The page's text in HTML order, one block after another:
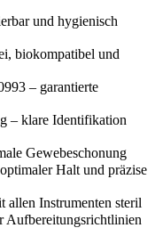
und hygienisch
biokompatibel und
– garantierte
– klare Identifikation
Gewebeschonung
Halt und präzise
Instrumenten steril
Aufbereitungsrichtlinien